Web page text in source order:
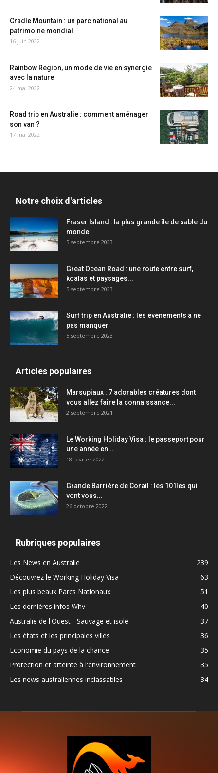
Cradle Mountain : un parc national au
patrimoine mondial
16 juin 2022
Rainbow Region, un mode de vie en synergie
avec la nature
24 mai 2022
Road trip en Australie : comment aménager
son van ?
17 mai 2022
Notre choix d'articles
Fraser Island : la plus grande île de sable du
monde
5 septembre 2023
Great Ocean Road : une route entre surf,
koalas et paysages...
5 septembre 2023
Surf trip en Australie : les événements à ne
pas manquer
5 septembre 2023
Articles populaires
Marsupiaux : 7 adorables créatures dont
vous allez faire la connaissance...
2 septembre 2021
Le Working Holiday Visa : le passeport pour
une année en...
18 février 2022
Grande Barrière de Corail : les 10 îles qui
vont vous...
26 octobre 2022
Rubriques populaires
Les News en Australie
239
Découvrez le Working Holiday Visa
63
Les plus beaux Parcs Nationaux
51
Les dernières infos Whv
40
Australie de l'Ouest - Sauvage et isolé
37
Les états et les principales villes
36
Economie du pays de la chance
35
Protection et atteinte à l'environnement
35
Les news australiennes inclassables
34